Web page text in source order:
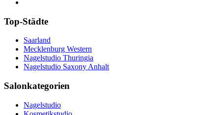
Top-Städte
Saarland
Mecklenburg Western
Nagelstudio Thuringia
Nagelstudio Saxony Anhalt
Salonkategorien
Nagelstudio